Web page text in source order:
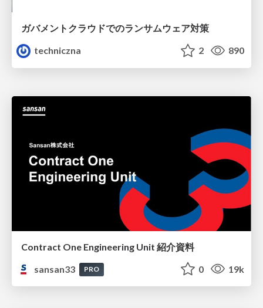
ガバメントクラウドでのランサムウェア対策
techniczna
2 890
Contract One Engineering Unit 紹介資料
sansan33
PRO 0 19k